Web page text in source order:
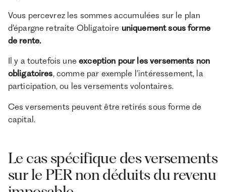
Vous percevrez les sommes accumulées sur le plan
d’épargne retraite Obligatoire uniquement sous forme
de rente.
Il y a toutefois uneexception pour les versements non
obligatoires, comme par exemple l’intéressement, la
participation, ou les versements volontaires.
Ces versements peuvent être retirés sous forme de
capital.
Le cas spécifique des versements
sur le PER non déduits du revenu